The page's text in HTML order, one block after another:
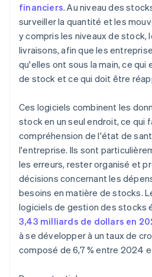
financiers. Au niveau des
surveiller la quantité et les
y compris les niveaux de stock,
livraisons, afin que les
qu'elles ont sous la main, ce
de stock et ce qui doit être
Ces logiciels combinent les
stock en un seul endroit, ce qui
compréhension de l'état de
l'entreprise. Ils sont
les erreurs, rester organisé et
décisions concernant les
besoins en matière de stocks.
logiciels de gestion des stocks
3,43 milliards de dollars en
à se développer à un taux de
composé de 6,7 % entre 2024